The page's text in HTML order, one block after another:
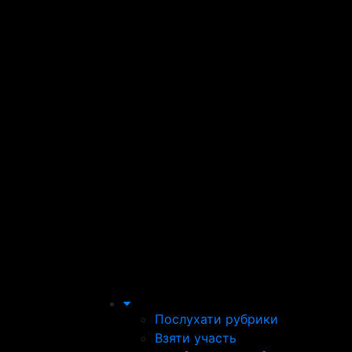
Послухати рубрики
Взяти участь